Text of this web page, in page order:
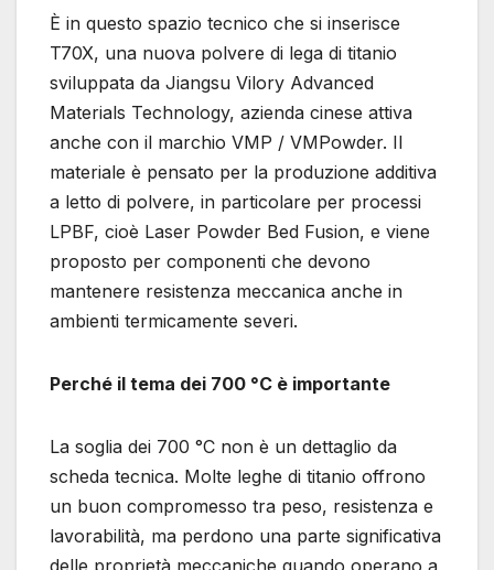
È in questo spazio tecnico che si inserisce
T70X, una nuova polvere di lega di titanio
sviluppata da Jiangsu Vilory Advanced
Materials Technology, azienda cinese attiva
anche con il marchio VMP / VMPowder. Il
materiale è pensato per la produzione additiva
a letto di polvere, in particolare per processi
LPBF, cioè Laser Powder Bed Fusion, e viene
proposto per componenti che devono
mantenere resistenza meccanica anche in
ambienti termicamente severi.
Perché il tema dei 700 °C è importante
La soglia dei 700 °C non è un dettaglio da
scheda tecnica. Molte leghe di titanio offrono
un buon compromesso tra peso, resistenza e
lavorabilità, ma perdono una parte significativa